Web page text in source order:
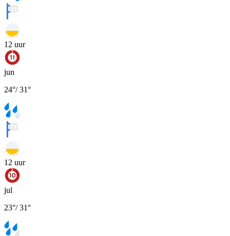
12 uur
jun
24°/31°
12 uur
jul
23°/31°